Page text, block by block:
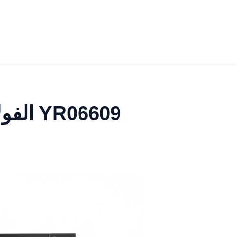
الفولاذ المقاوم للصدأ قفص الأكسجين المستشفى YR06609